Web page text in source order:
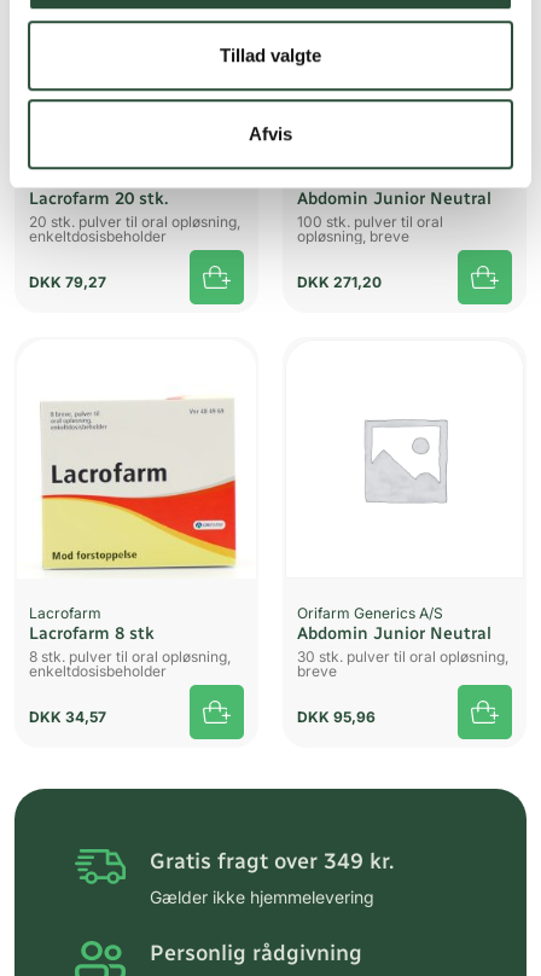
Tillad valgte
Afvis
Lacrofarm 20 stk.
20 stk. pulver til oral opløsning,
enkeltdosisbeholder
DKK 79,27
Abdomin Junior Neutral
100 stk. pulver til oral
opløsning, breve
DKK 271,20
Lacrofarm
Lacrofarm 8 stk
8 stk. pulver til oral opløsning,
enkeltdosisbeholder
DKK 34,57
Orifarm Generics A/S
Abdomin Junior Neutral
30 stk. pulver til oral opløsning,
breve
DKK 95,96
Gratis fragt over 349 kr.
Gælder ikke hjemmelevering
Personlig rådgivning